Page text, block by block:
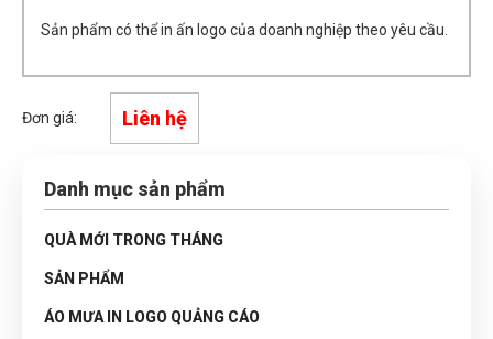
Sản phẩm có thể in ấn logo của doanh nghiệp theo yêu cầu.
Đơn giá: Liên hệ
Danh mục sản phẩm
QUÀ MỚI TRONG THÁNG
SẢN PHẨM
ÁO MƯA IN LOGO QUẢNG CÁO